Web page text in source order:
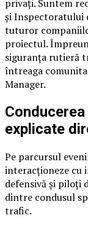
privați. Suntem
și Inspectoratului
tuturor
proiectul.
siguranța rutieră
întreaga
Manager.
explicate
Pe parcursul
interacționeze cu
defensivă și piloți
dintre condusul
trafic.